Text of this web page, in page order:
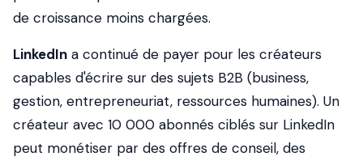
de croissance moins chargées.
LinkedIn a continué de payer pour les créateurs
capables d'écrire sur des sujets B2B (business,
gestion, entrepreneuriat, ressources humaines). Un
créateur avec 10 000 abonnés ciblés sur LinkedIn
peut monétiser par des offres de conseil, des